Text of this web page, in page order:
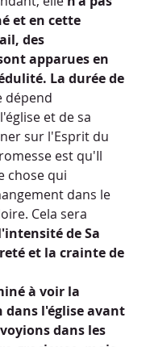
et en cette
des
apparues en
La durée de
dépend
et de sa
sur l'Esprit du
est qu'Il
chose qui
dans le
Cela sera
de Sa
et la crainte de
à voir la
l'église avant
dans les